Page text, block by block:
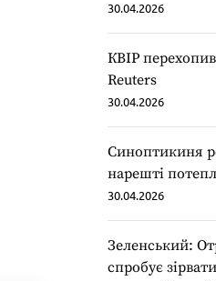
30.04.2026
КВІР
Reuters
30.04.2026
Синоптикиня
нарешті
30.04.2026
Зеленський:
спробує